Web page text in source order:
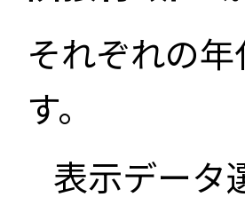
それぞれの
す。
表示データ